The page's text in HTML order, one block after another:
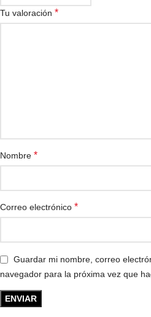
Tu valoración *
Nombre *
Correo electrónico *
Guardar mi nombre, correo
navegador para la próxima vez que